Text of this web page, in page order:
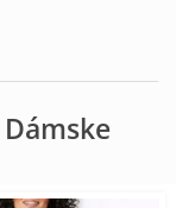
Dámske